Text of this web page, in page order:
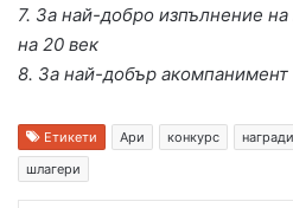
7. За най-добро изпълнение
на 20 век
8. За най-добър акомпанимент
Етикети Ари конкурс награди
шлагери